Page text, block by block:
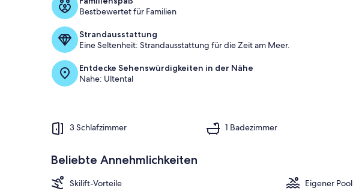
d
t
e
Bestbewertet für Familien
Strandausstattung
Eine Seltenheit: Strandausstattung für die Zeit am Meer.
Entdecke Sehenswürdigkeiten in der Nähe
Nahe: Ultental
3 Schlafzimmer 1 Badezimmer
Beliebte Annehmlichkeiten
Skilift-Vorteile
Eigener Pool